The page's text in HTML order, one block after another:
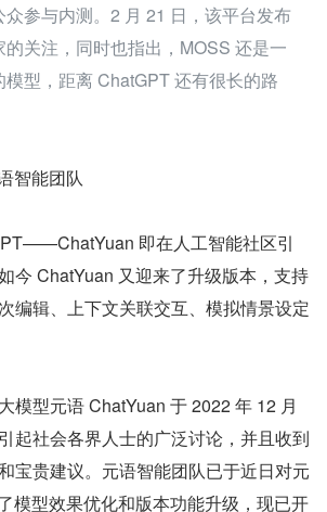
众参与内测。2 月 21 日，该平台发布
关注，同时也指出，MOSS 还是一
型，距离 ChatGPT 还有很长的路
智能团队
即在人工智能社区引
今 ChatYuan 又迎来了升级版本，支持
编辑、上下文关联交互、模拟情景设定
模型元语 ChatYuan 于 2022 年 12 月
起社会各界人士的广泛讨论，并且收到
宝贵建议。元语智能团队已于近日对元
模型效果优化和版本功能升级，现已开